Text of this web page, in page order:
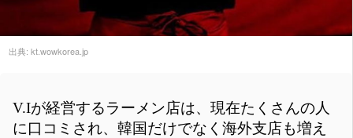
出典: kt.wowkorea.jp
V.Iが経営するラーメン店は、現在たくさんの人
に口コミされ、韓国だけでなく海外支店も増え